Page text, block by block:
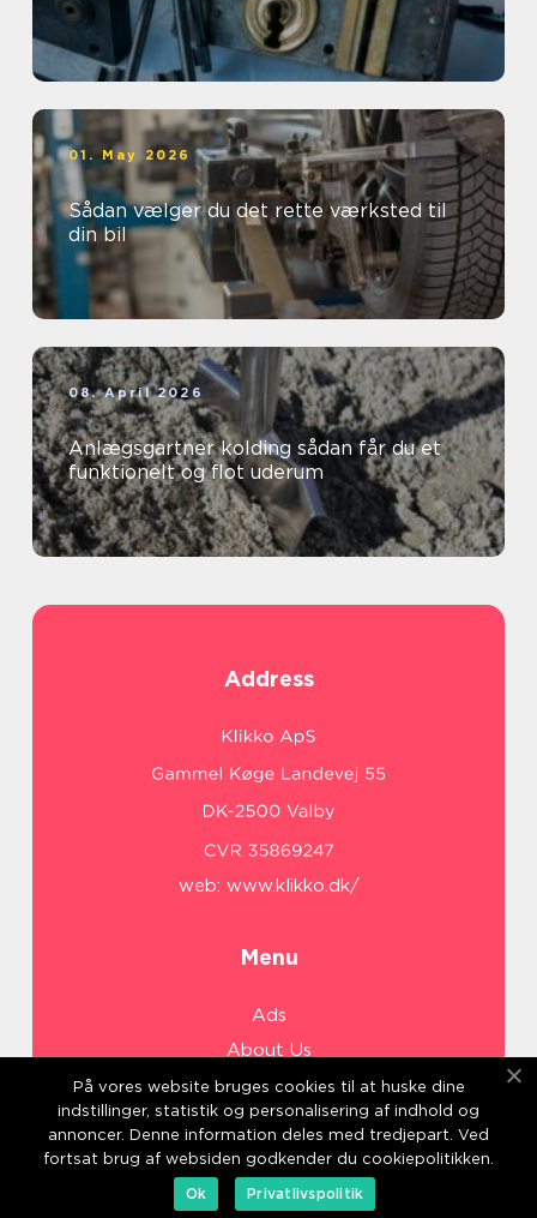
01. May 2026
Sådan vælger du det rette værksted til
din bil
08. April 2026
Anlægsgartner kolding sådan får du et
funktionelt og flot uderum
Address
web: www.klikko.dk/
Menu
Ads
About Us
Cookies
Contact
Sitemap
På vores website bruges cookies til at huske dine
indstillinger, statistik og personalisering af indhold og
annoncer. Denne information deles med tredjepart. Ved
fortsat brug af websiden godkender du cookiepolitikken.
Ok
Privatlivspolitik